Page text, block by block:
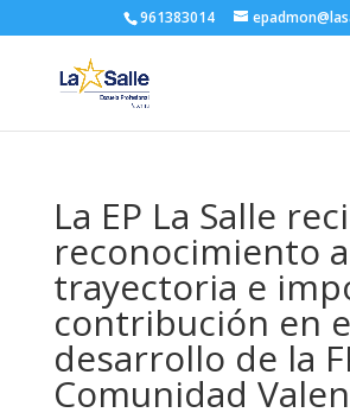
961383014
La EP La Salle
reconocimiento
trayectoria e
contribución en
desarrollo de la
Comunidad